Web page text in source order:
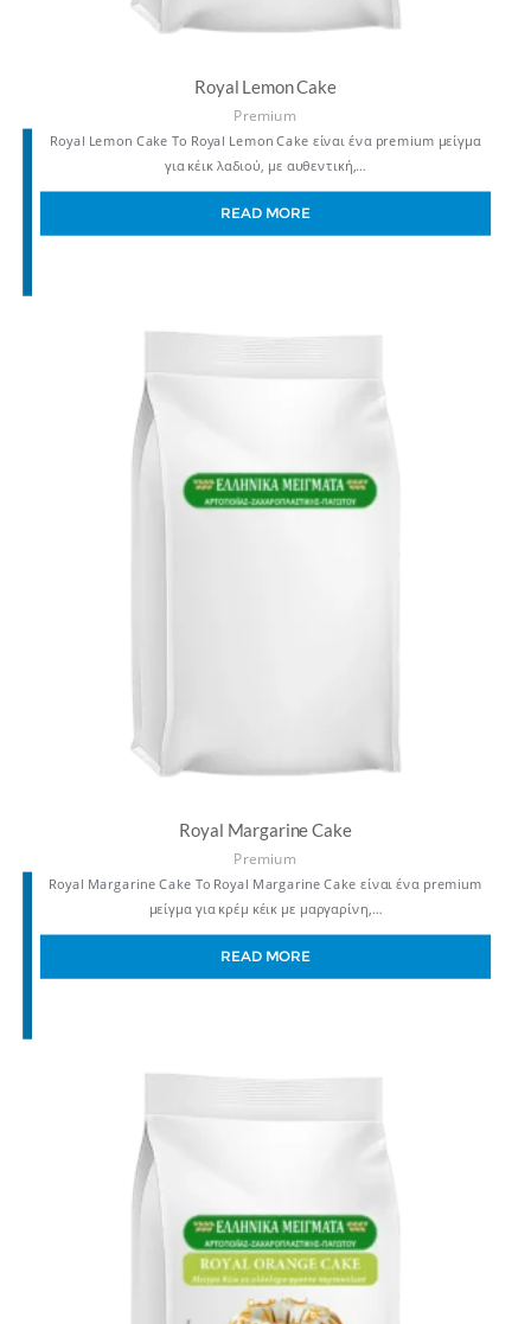
Royal Lemon Cake
Premium
Royal Lemon Cake Το Royal Lemon Cake είναι ένα premium μείγμα
για κέικ λαδιού, με αυθεντική,…
READ MORE
Royal Margarine Cake
Premium
Royal Margarine Cake Το Royal Margarine Cake είναι ένα premium
μείγμα για κρέμ κέικ με μαργαρίνη,…
READ MORE